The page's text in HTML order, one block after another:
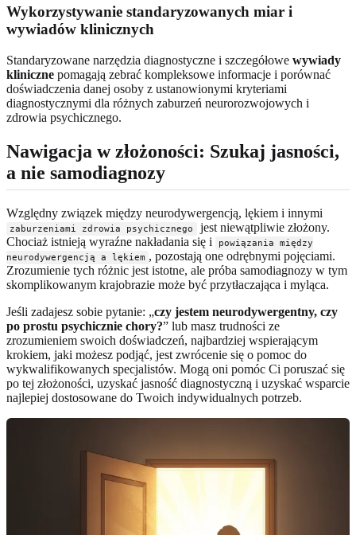
Wykorzystywanie standaryzowanych miar i
wywiadów klinicznych
Standaryzowane narzędzia diagnostyczne i szczegółowe wywiady
kliniczne pomagają zebrać kompleksowe informacje i porównać
doświadczenia danej osoby z ustanowionymi kryteriami
diagnostycznymi dla różnych zaburzeń neurorozwojowych i
zdrowia psychicznego.
Nawigacja w złożoności: Szukaj jasności,
a nie samodiagnozy
Względny związek między neurodywergencją, lękiem i innymi
zaburzeniami zdrowia psychicznego
jest niewątpliwie złożony.
Chociaż istnieją wyraźne nakładania się i
powiązania między
neurodywergencją a lękiem , pozostają one odrębnymi pojęciami.
Zrozumienie tych różnic jest istotne, ale próba samodiagnozy w tym
skomplikowanym krajobrazie może być przytłaczająca i myląca.
Jeśli zadajesz sobie pytanie: „czy jestem neurodywergentny, czy
po prostu psychicznie chory?” lub masz trudności ze
zrozumieniem swoich doświadczeń, najbardziej wspierającym
krokiem, jaki możesz podjąć, jest zwrócenie się o pomoc do
wykwalifikowanych specjalistów. Mogą oni pomóc Ci poruszać się
po tej złożoności, uzyskać jasność diagnostyczną i uzyskać wsparcie
najlepiej dostosowane do Twoich indywidualnych potrzeb.